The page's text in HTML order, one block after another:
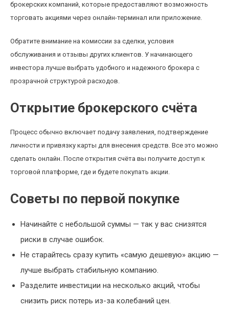
брокерских компаний, которые предоставляют возможность
торговать акциями через онлайн-терминал или приложение.
Обратите внимание на комиссии за сделки, условия
обслуживания и отзывы других клиентов. У начинающего
инвестора лучше выбрать удобного и надежного брокера с
прозрачной структурой расходов.
Открытие брокерского счёта
Процесс обычно включает подачу заявления, подтверждение
личности и привязку карты для внесения средств. Все это можно
сделать онлайн. После открытия счёта вы получите доступ к
торговой платформе, где и будете покупать акции.
Советы по первой покупке
Начинайте с небольшой суммы — так у вас снизятся
риски в случае ошибок.
Не старайтесь сразу купить «самую дешевую» акцию —
лучше выбрать стабильную компанию.
Разделите инвестиции на несколько акций, чтобы
снизить риск потерь из-за колебаний цен.